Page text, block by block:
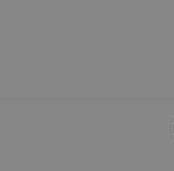
IR -